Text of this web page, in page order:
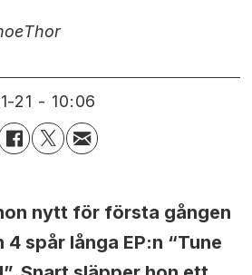
Thor
21 - 10:06
nytt för första gången
4 spår långa EP:n “Tune